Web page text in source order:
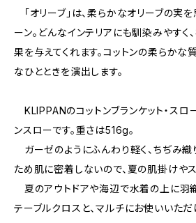
「オリーブ」は、柔らかなオリーブの実
ーン。どんなインテリアにも馴染みやすく
果を与えてくれます。コットンの柔らかな
なひとときを演出します。
KLIPPANのコットンブランケット・スロ
ンスローです。重さは516g。
ガーゼのようにふんわり軽く、ちぢみ織
ため肌に密着しないので、夏の肌掛けや
夏のアウトドアや海辺で水着の上に羽織
テーブルクロスと、マルチにお使いいただ